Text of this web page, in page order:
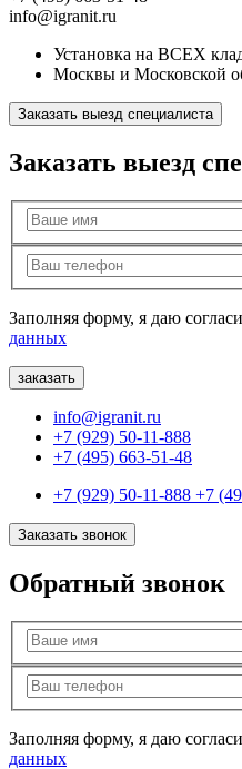
info@igranit.ru
Установка на ВСЕХ
Москвы и Московской
Заказать выезд специалиста
Заказать выезд
Заполняя форму, я даю
данных
info@igranit.ru
+7 (929) 50-11-888
+7 (495) 663-51-48
+7 (929) 50-11-888 +7
Заказать звонок
Обратный звонок
Заполняя форму, я даю
данных